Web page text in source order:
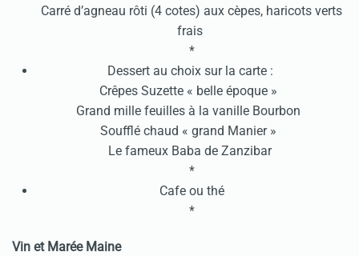
Carré d’agneau rôti (4 cotes) aux cèpes, haricots verts
frais
*
Dessert au choix sur la carte :
Crêpes Suzette « belle époque »
Grand mille feuilles à la vanille Bourbon
Soufflé chaud « grand Manier »
Le fameux Baba de Zanzibar
*
Cafe ou thé
*
Vin et Marée Maine